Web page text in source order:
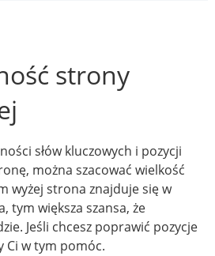
strony
słów kluczowych i pozycji
można szacować wielkość
wyżej strona znajduje się w
tym większa szansa, że
Jeśli chcesz poprawić pozycje
Ci w tym pomóc.